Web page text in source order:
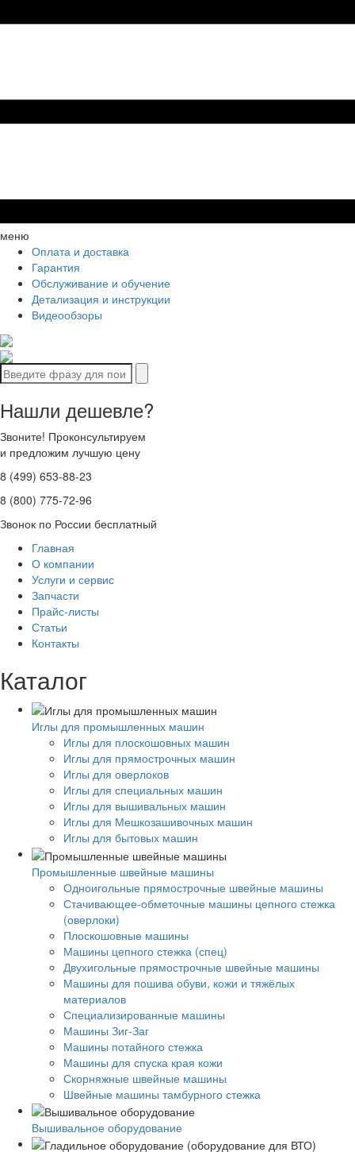
меню
Оплата и доставка
Гарантия
Обслуживание и обучение
Детализация и инструкции
Видеообзоры
Нашли дешевле?
Звоните! Проконсультируем
и предложим лучшую цену
8 (499) 653-88-23
8 (800) 775-72-96
Звонок по России бесплатный
Главная
О компании
Услуги и сервис
Запчасти
Прайс-листы
Статьи
Контакты
Каталог
Иглы для промышленных машин
Иглы для плоскошовных машин
Иглы для прямострочных машин
Иглы для оверлоков
Иглы для специальных машин
Иглы для вышивальных машин
Иглы для Мешкозашивочных машин
Иглы для бытовых машин
Промышленные швейные машины
Одноигольные прямострочные швейные машины
Стачивающее-обметочные машины цепного стежка
(оверлоки)
Плоскошовные машины
Машины цепного стежка (спец)
Двухигольные прямострочные швейные машины
Машины для пошива обуви, кожи и тяжёлых
материалов
Специализированные машины
Машины Зиг-Заг
Машины потайного стежка
Машины для спуска края кожи
Скорняжные швейные машины
Швейные машины тамбурного стежка
Вышивальное оборудование